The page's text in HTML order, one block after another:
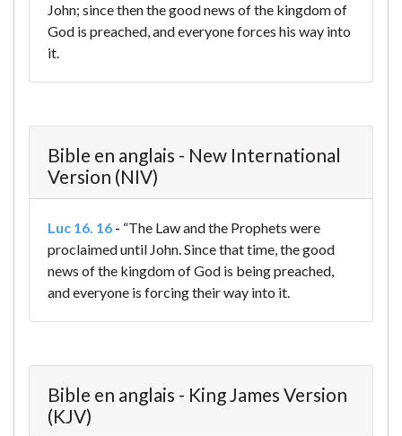
John; since then the good news of the kingdom of
God is preached, and everyone forces his way into
it.
Bible en anglais - New International
Version (NIV)
Luc 16. 16 - “The Law and the Prophets were
proclaimed until John. Since that time, the good
news of the kingdom of God is being preached,
and everyone is forcing their way into it.
Bible en anglais - King James Version
(KJV)